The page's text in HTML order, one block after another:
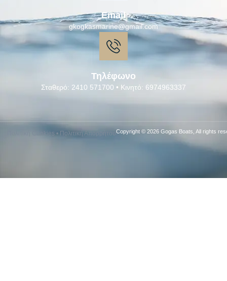
Email
gkogkasmarine@gmail.com
Τηλέφωνο
Σταθερό: 2410 571700 • Κινητό: 6974963337
Πολιτική Cookies • Πολιτική ΑπορρήτουCopyright © 2026 Gogas Boats, All rights